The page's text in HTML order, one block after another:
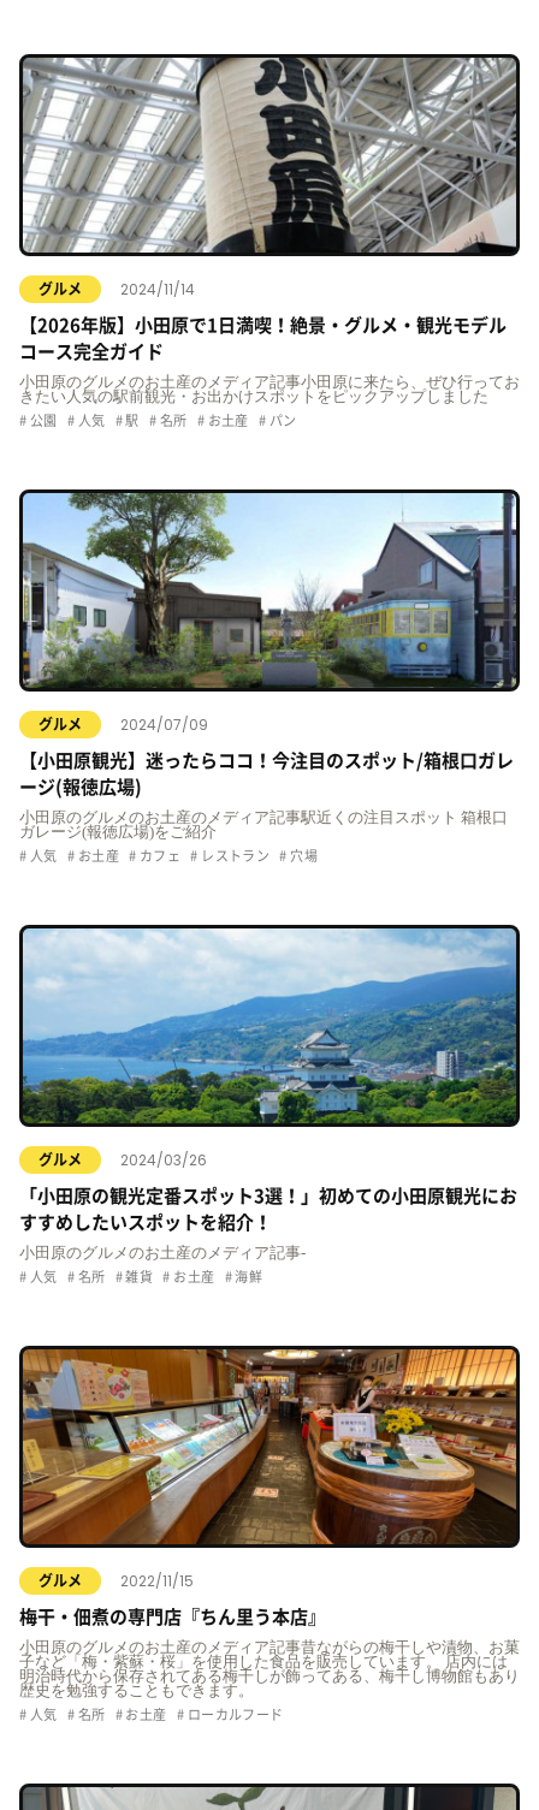
グルメ 2024/11/14
【2026年版】小田原で1日満喫！絶景・グルメ・観光モデル
コース完全ガイド
小田原のグルメのお土産のメディア記事小田原に来たら、ぜひ行ってお
きたい人気の駅前観光・お出かけスポットをピックアップしました
公園 人気 駅 名所 お土産 パン
グルメ 2024/07/09
【小田原観光】迷ったらココ！今注目のスポット/箱根口ガレ
ージ(報徳広場)
小田原のグルメのお土産のメディア記事駅近くの注目スポット 箱根口
ガレージ(報徳広場)をご紹介
人気 お土産 カフェ レストラン 穴場
グルメ 2024/03/26
「小田原の観光定番スポット3選！」初めての小田原観光にお
すすめしたいスポットを紹介！
小田原のグルメのお土産のメディア記事-
人気 名所 雑貨 お土産 海鮮
グルメ 2022/11/15
梅干・佃煮の専門店『ちん里う本店』
小田原のグルメのお土産のメディア記事昔ながらの梅干しや漬物、お菓
子など「梅・紫蘇・桜」を使用した食品を販売しています。 店内には
明治時代から保存されてある梅干しが飾ってある、梅干し博物館もあり
歴史を勉強することもできます。
人気 名所 お土産 ローカルフード